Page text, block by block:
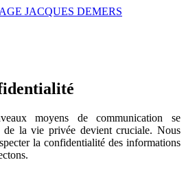
JACQUES DEMERS
moyens de communication se
de la vie privée devient cruciale. Nous
la confidentialité des informations